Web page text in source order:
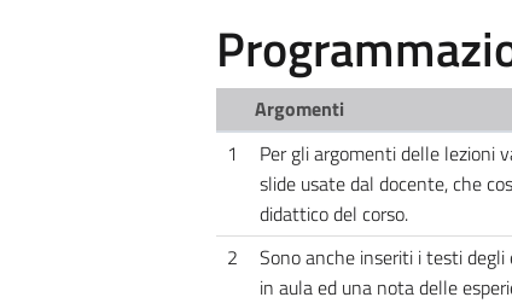
Argomenti
1
Per gli argomenti delle lezioni
slide usate dal docente, che
didattico del corso.
2
Sono anche inseriti i testi
in aula ed una nota delle